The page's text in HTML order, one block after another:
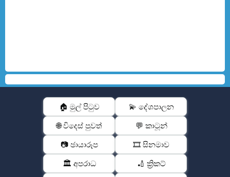
🏠 මුල් පිටුව 💫 දේශපාලන
🌐 විදෙස් පුවත් 💬 කාටූන්
📷 ඡායාරූප 🎞️ සිනමාව
🏛️ අපරාධ 🏏 ක්‍රිකට්